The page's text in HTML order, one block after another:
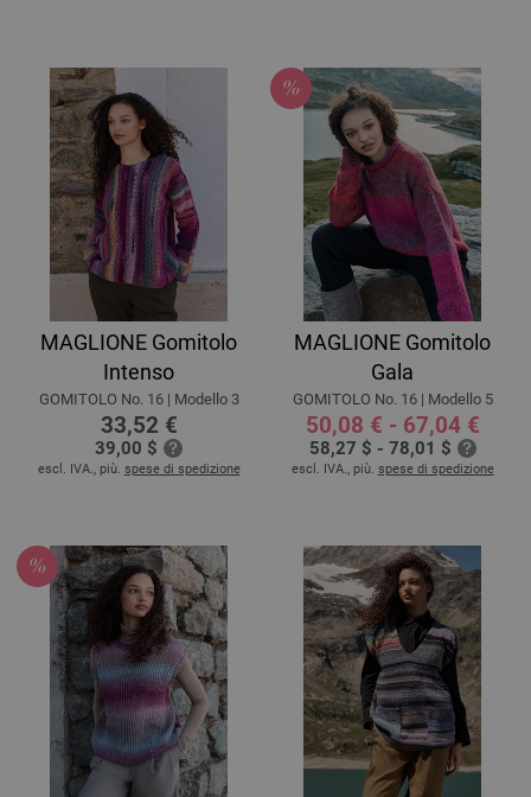
MAGLIONE Gomitolo
Intenso
GOMITOLO No. 16 | Modello 3
33,52 €
39,00 $
escl. IVA., più. spese di spedizione
MAGLIONE Gomitolo
Gala
GOMITOLO No. 16 | Modello 5
50,08 € - 67,04 €
58,27 $ - 78,01 $
escl. IVA., più. spese di spedizione